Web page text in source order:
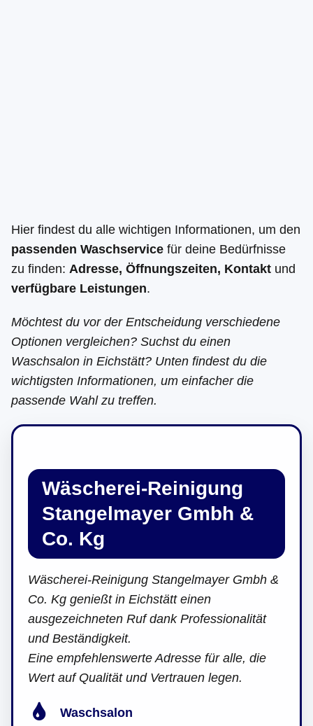
Hier findest du alle wichtigen Informationen, um den
passenden Waschservice für deine Bedürfnisse
zu finden: Adresse, Öffnungszeiten, Kontakt und
verfügbare Leistungen.
Möchtest du vor der Entscheidung verschiedene
Optionen vergleichen? Suchst du einen
Waschsalon in Eichstätt? Unten findest du die
wichtigsten Informationen, um einfacher die
passende Wahl zu treffen.
Wäscherei-Reinigung
Stangelmayer Gmbh &
Co. Kg
Wäscherei-Reinigung Stangelmayer Gmbh &
Co. Kg genießt in Eichstätt einen
ausgezeichneten Ruf dank Professionalität
und Beständigkeit.
Eine empfehlenswerte Adresse für alle, die
Wert auf Qualität und Vertrauen legen.
Waschsalon